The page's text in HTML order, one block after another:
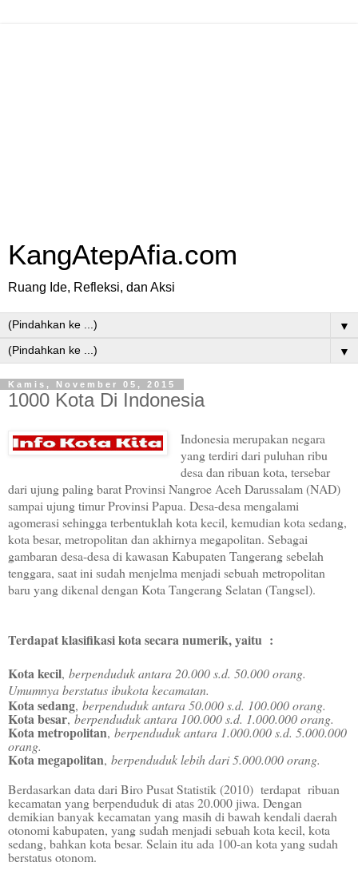
KangAtepAfia.com
Ruang Ide, Refleksi, dan Aksi
▼
▼
Kamis, November 05, 2015
1000 Kota Di Indonesia
Indonesia merupakan negara
yang terdiri dari puluhan ribu
desa dan ribuan kota, tersebar
dari ujung paling barat Provinsi Nangroe Aceh Darussalam (NAD)
sampai ujung timur Provinsi Papua. Desa-desa mengalami
agomerasi sehingga terbentuklah kota kecil, kemudian kota sedang,
kota besar, metropolitan dan akhirnya megapolitan. Sebagai
gambaran desa-desa di kawasan Kabupaten Tangerang sebelah
tenggara, saat ini sudah menjelma menjadi sebuah metropolitan
baru yang dikenal dengan Kota Tangerang Selatan (Tangsel).
Terdapat klasifikasi kota secara numerik, yaitu :
Kota kecil, berpenduduk antara 20.000 s.d. 50.000 orang.
Umumnya berstatus ibukota kecamatan.
Kota sedang, berpenduduk antara 50.000 s.d. 100.000 orang.
Kota besar,berpenduduk antara 100.000 s.d. 1.000.000 orang.
Kota metropolitan, berpenduduk antara 1.000.000 s.d. 5.000.000
orang.
Kota megapolitan, berpenduduk lebih dari 5.000.000 orang.
Berdasarkan data dari Biro Pusat Statistik (2010) terdapat ribuan
kecamatan yang berpenduduk di atas 20.000 jiwa. Dengan
demikian banyak kecamatan yang masih di bawah kendali daerah
otonomi kabupaten, yang sudah menjadi sebuah kota kecil, kota
sedang, bahkan kota besar. Selain itu ada 100-an kota yang sudah
berstatus otonom.